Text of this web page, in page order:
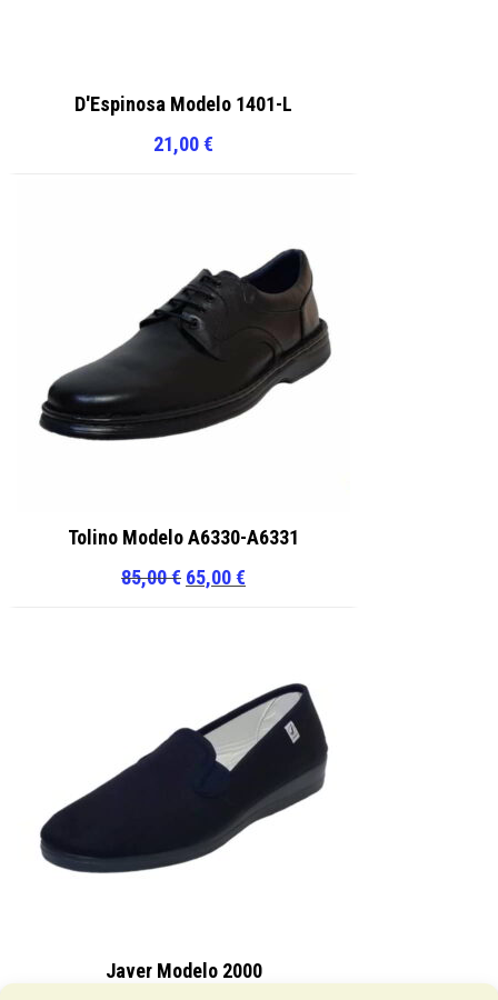
D'Espinosa Modelo 1401-L
21,00€
Tolino Modelo A6330-A6331
85,00€ El
85,00 €.
65,00€
65,00 €.
Javer Modelo 2000